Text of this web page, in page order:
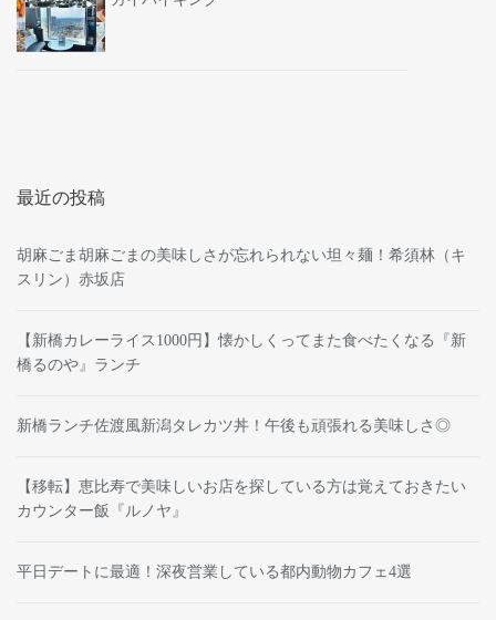
最近の投稿
胡麻ごま胡麻ごまの美味しさが忘れられない坦々麺！希須林（キ
スリン）赤坂店
【新橋カレーライス1000円】懐かしくってまた食べたくなる『新
橋るのや』ランチ
新橋ランチ佐渡風新潟タレカツ丼！午後も頑張れる美味しさ◎
【移転】恵比寿で美味しいお店を探している方は覚えておきたい
カウンター飯『ルノヤ』
平日デートに最適！深夜営業している都内動物カフェ4選